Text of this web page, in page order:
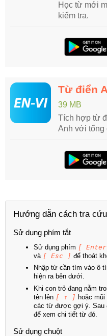
Học từ mới
kiểm tra.
Từ điển
39 MB
Tích hợp từ
Anh với tổng
Hướng dẫn cách tra cứu
Sử dụng phím tắt
Sử dụng phím [
và [ Esc ] để thoát
Nhập từ cần tìm vào ô
hiện ra bên dưới.
Khi con trỏ đang nằm
tên lên [ ↑ ] hoặc mũi
các từ được gợi ý. Sau
để xem chi tiết từ đó.
Sử dụng chuột